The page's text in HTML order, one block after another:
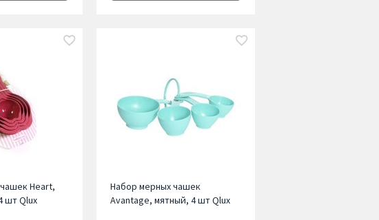
Heart,
шт Qlux
Набор мерных чашек
Avantage, мятный, 4 шт Qlux